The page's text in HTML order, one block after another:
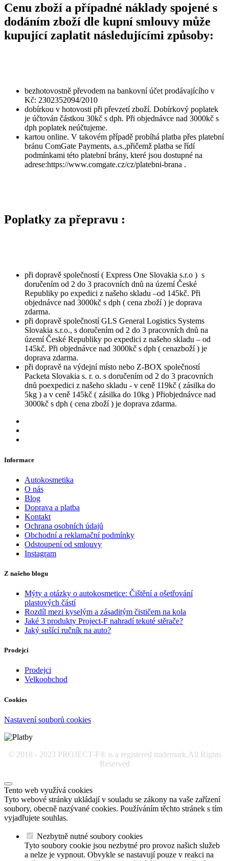
Cenu zboží a případné náklady spojené s
dodáním zboží dle kupní smlouvy může
kupující zaplatit následujícími způsoby:
bezhotovostně převodem na bankovní účet prodávajícího v
Kč: 2302352094/2010
dobírkou v hotovosti při převzetí zboží. Dobírkový poplatek
je účtován částkou 30kč s dph. Při objednávce nad 3000kč s
dph poplatek neúčtujeme.
kartou online. V takovém případě probíhá platba přes platební
bránu ComGate Payments, a.s.,přičemž platba se řídí
podmínkami této platební brány, které jsou dostupné na
adrese:https://www.comgate.cz/cz/platebni-brana .
Poplatky za přepravu :
při dopravě společností ( Express One Slovakia s.r.o ) s
doručením od 2 do 3 pracovních dnů na území České
Republiky po expedici z našeho skladu –od 145kč. Při
objednávce nad 3000kč s dph ( cena zboží ) je doprava
zdarma.
při dopravě společností GLS General Logistics Systems
Slovakia s.r.o., s doručením od 2 do 3 pracovních dnů na
území České Republiky po expedici z našeho skladu – od
145kč. Při objednávce nad 3000kč s dph ( cenazboží ) je
doprava zdarma.
při dopravě na výdejní místo nebo Z-BOX společností
Packeta Slovakia s. r. o. s doručením od 2 do 3 pracovních
dnů poexpedici z našeho skladu - v ceně 119kč ( zásilka do
5kg ) a v ceně 145kč ( zásilka do 10kg ) Přiobjednávce nad
3000kč s dph ( cena zboží ) je doprava zdarma.
Informace
Autokosmetika
O nás
Blog
Doprava a platba
Kontakt
Ochrana osobních údajů
Obchodní a reklamační podmínky
Odstoupení od smlouvy
Instagram
Z našeho blogu
Mýty a otázky o autokosmetice: Čištění a ošetřování
plastových částí
Rozdíl mezi kyselým a zásaditým čističem na kola
Jaké 3 produkty Project-F nahradí tekuté stěrače?
Jaký sušící ručník na auto?
Prodejci
Prodejci
Velkoobchod
Cookies
Nastavení souborů cookies
© 2018 - 2023 PROJECT-F® is a registered trademark.All Rights
Reserved
Tento web využívá cookies
Tyto webové stránky ukládají v souladu se zákony na vaše zařízení
soubory, obecně nazývané cookies. Používáním těchto stránek s tím
vyjadřujete souhlas.
Nezbytně nutné soubory cookies
Tyto soubory cookie jsou nezbytné pro provoz našich služeb
a nelze je vypnout. Obvykle se nastavují pouze v reakci na